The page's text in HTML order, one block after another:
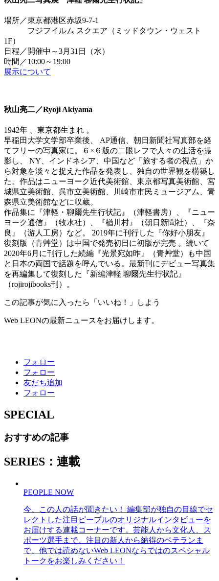
場所／東京都港区赤坂9-7-1
フジフイルム スクエア（ミッドタウン・ウェスト
1F）
日程／開催中～3月31日（水）
時間／10:00～19:00
展示について
秋山亮二／Ryoji Akiyama
1942年 、東京都生まれ 。
早稲田大学文学部卒業後、 AP通信、朝日新聞社写真部を経
てフリーの写真家に。６×６版の二眼レフで人々の生活を撮
影し、 NY、インドネシア、中国など「旅する者の視点」か
ら対象を淡々と捉えた作品を発表し、独自の世界観を構築し
た。作品はニューヨーク近代美術館、東京都写真美術館、宮
城県立美術館、呉市立美術館、川崎市市民ミュージアム、青
森県立美術館などに収蔵。
作品集に『津軽・聊爾先生行状記』（津軽書房）、『ニュー
ヨーク通信』（牧水社）、『楢川村』（朝日新聞社）、『奈
良』（游人工房）など。 2019年に刊行した『你好小朋友』
復刻版（青艸堂）は中国で発売初日に初版が完売 。続いて
2020年6月に刊行した続編『光景宛如昨』（青艸堂）も中国
と日本の両国で話題を呼んでいる。最新刊にデビュー写真集
を再編集して復刻した『新編津軽 聊爾先生行状記』
（rojirojibooks刊）。
この記事が気に入ったら「いいね！」しよう
Web LEONの最新ニュースをお届けします。
フォロー
フォロー
友だち追加
フォロー
SPECIAL
おすすめの記事
SERIES：連載
PEOPLE NOW
今、この人の話が聞きたい！ 編集部が独自の目線でセ
レクトした注目ピープルのオリジナルインタビューを
お届けする連載コーナーです。芸能人から文化人、ス
ポーツ選手まで、注目の新人から納得のベテランま
で、他では読めないWeb LEONならではのスペシャル
トークをお楽しみください！